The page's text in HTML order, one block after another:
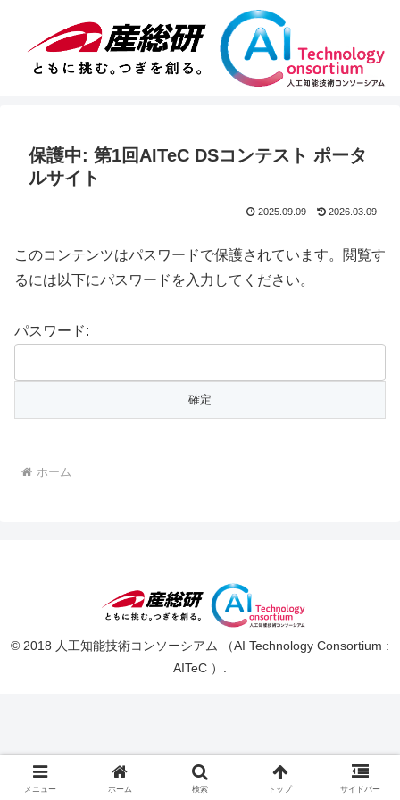
保護中: 第1回AITeC DSコンテスト ポータ
ルサイト
2025.09.09 2026.03.09
このコンテンツはパスワードで保護されています。閲覧す
るには以下にパスワードを入力してください。
パスワード:
ホーム
© 2018 人工知能技術コンソーシアム （AI Technology Consortium :
AITeC ）.
メニュー ホーム 検索 トップ サイドバー